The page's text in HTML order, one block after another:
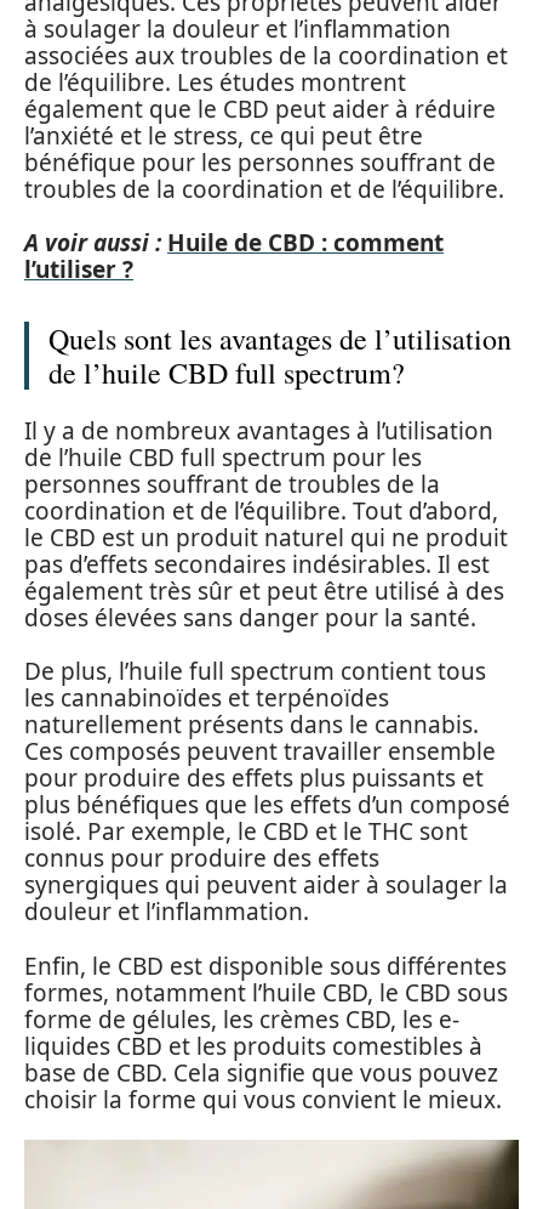
à soulager la douleur et l’inflammation
associées aux troubles de la coordination et
de l’équilibre. Les études montrent
également que le CBD peut aider à réduire
l’anxiété et le stress, ce qui peut être
bénéfique pour les personnes souffrant de
troubles de la coordination et de l’équilibre.
A voir aussi : Huile de CBD : comment
l’utiliser ?
Quels sont les avantages de l’utilisation
de l’huile CBD full spectrum?
Il y a de nombreux avantages à l’utilisation
de l’huile CBD full spectrum pour les
personnes souffrant de troubles de la
coordination et de l’équilibre. Tout d’abord,
le CBD est un produit naturel qui ne produit
pas d’effets secondaires indésirables. Il est
également très sûr et peut être utilisé à des
doses élevées sans danger pour la santé.
De plus, l’huile full spectrum contient tous
les cannabinoïdes et terpénoïdes
naturellement présents dans le cannabis.
Ces composés peuvent travailler ensemble
pour produire des effets plus puissants et
plus bénéfiques que les effets d’un composé
isolé. Par exemple, le CBD et le THC sont
connus pour produire des effets
synergiques qui peuvent aider à soulager la
douleur et l’inflammation.
Enfin, le CBD est disponible sous différentes
formes, notamment l’huile CBD, le CBD sous
forme de gélules, les crèmes CBD, les e-
liquides CBD et les produits comestibles à
base de CBD. Cela signifie que vous pouvez
choisir la forme qui vous convient le mieux.